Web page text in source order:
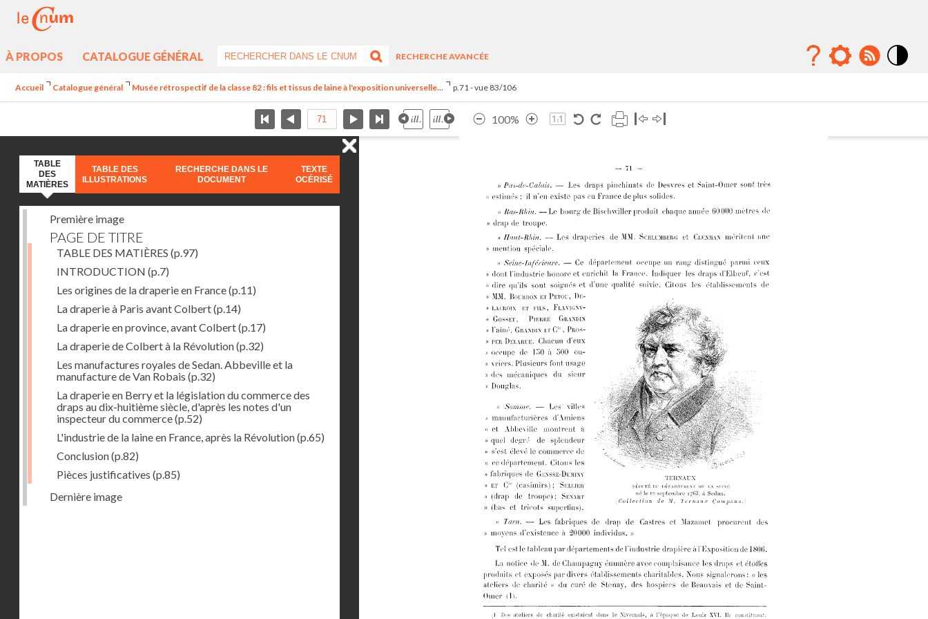
À PROPOS CATALOGUE GÉNÉRAL
RECHERCHE AVANCÉE
Accueil Catalogue général Musée rétrospectif de la classe 82 : fils et tissus de laine à l'exposition universelle... p.71 - vue 83/106
100%
TABLE
DES
MATIÈRES
TABLE DES
ILLUSTRATIONS
RECHERCHE DANS LE
DOCUMENT
TEXTE
OCÉRISÉ
Première image
PAGE DE TITRE
TABLE DES MATIÈRES (p.97)
INTRODUCTION (p.7)
Les origines de la draperie en France(p.11)
La draperie à Paris avant Colbert(p.14)
La draperie en province, avant Colbert(p.17)
La draperie de Colbert à la Révolution(p.32)
Les manufactures royales de Sedan. Abbeville et la
manufacture de Van Robais (p.32)
La draperie en Berry et la législation du commerce des
draps au dix-huitième siècle, d'après les notes d'un
inspecteur du commerce(p.52)
L'industrie de la laine en France, après la Révolution(p.65)
Conclusion(p.82)
Pièces justificatives (p.85)
Dernière image